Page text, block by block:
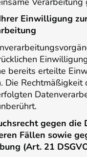
Einwilligung
bereits erteilte
Die Rechtmäßigkeit
gegen die
Fällen sowie
(Art. 21